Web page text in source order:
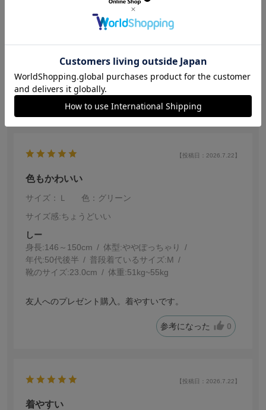
ぽっちゃり
普段着ているサイズ:M
デザイン、色はイメージ通り良かったが、洗濯したら下
着に緑が色落ちしていた。
参考になった
【投稿日：2026.7.22】
色もかわいい
サイズ：Ｌ
色：グリーン
サイズ感:ちょうどいい
しー
身長:146～150cm 体型:ぽっちゃり
年代:50代後半 普段着ているサイズ:M
靴のサイズ:23.0cm 体重:51kg~55kg
友人へのプレゼント購入。着やすいです。
参考になった 0
【投稿日：2026.7.22】
着やすい